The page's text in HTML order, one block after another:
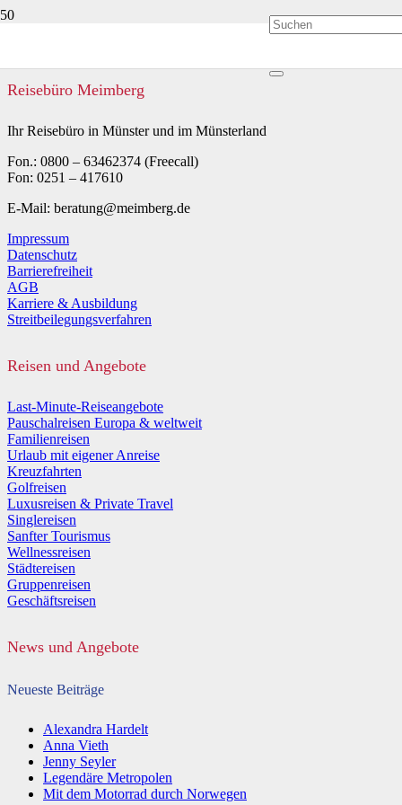
Reisebüro Meimberg
Ihr Reisebüro in Münster und im Münsterland
Fon.: 0800 – 63462374 (Freecall)
Fon: 0251 – 417610
E-Mail: beratung@meimberg.de
Impressum
Datenschutz
Barrierefreiheit
AGB
Karriere & Ausbildung
Streitbeilegungsverfahren
Reisen und Angebote
Last-Minute-Reiseangebote
Pauschalreisen Europa & weltweit
Familienreisen
Urlaub mit eigener Anreise
Kreuzfahrten
Golfreisen
Luxusreisen & Private Travel
Singlereisen
Sanfter Tourismus
Wellnessreisen
Städtereisen
Gruppenreisen
Geschäftsreisen
News und Angebote
Neueste Beiträge
Alexandra Hardelt
Anna Vieth
Jenny Seyler
Legendäre Metropolen
Mit dem Motorrad durch Norwegen